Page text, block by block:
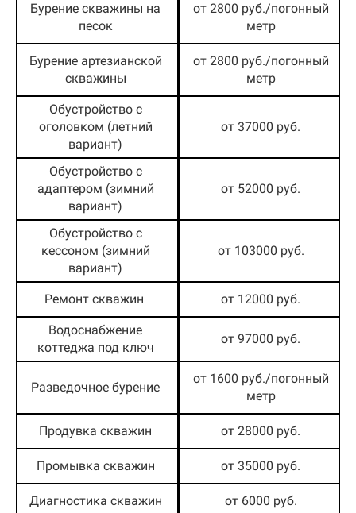
Бурение скважины на
песок
от 2800 руб./погонный
метр
Бурение артезианской
скважины
от 2800 руб./погонный
метр
Обустройство с
оголовком (летний
вариант)
от 37000 руб.
Обустройство с
адаптером (зимний
вариант)
от 52000 руб.
Обустройство с
кессоном (зимний
вариант)
от 103000 руб.
Ремонт скважин от 12000 руб.
Водоснабжение
коттеджа под ключ
от 97000 руб.
Разведочное бурение
от 1600 руб./погонный
метр
Продувка скважин от 28000 руб.
Промывка скважин от 35000 руб.
Диагностика скважин от 6000 руб.